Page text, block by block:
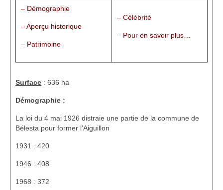
1901 à 1948
1950 à 2006
HGL: 1105 à 1199
HGL: 1201 à 1249
– Démographie
– Aperçu historique
– Patrimoine
– Célébrité
– Pour en savoir plus…
Surface : 636 ha
Démographie :
La loi du 4 mai 1926 distraie une partie de la commune de
Bélesta pour former l’Aiguillon
1931 : 420
1946 : 408
1968 : 372